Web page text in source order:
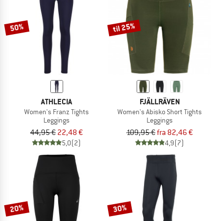
50%
ATHLECIA
Women's Franz Tights
Leggings
44,95 € 22,48 €
5,0(2)
til 25%
FJÄLLRÄVEN
Women's Abisko Short Tights
Leggings
109,95 €fra 82,46 €
4,9(7)
20% 30%